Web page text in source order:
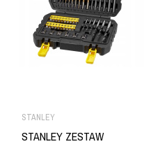
STANLEY
STANLEY ZESTAW